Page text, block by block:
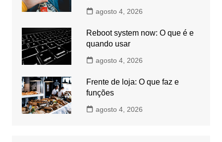
agosto 4, 2026
Reboot system now: O que é e
quando usar
agosto 4, 2026
Frente de loja: O que faz e
funções
agosto 4, 2026